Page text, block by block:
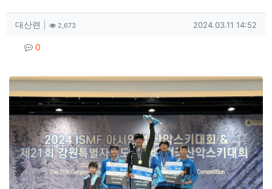
작성자 정보
대산련 작성2,673조회 작성일
2024.03.11 14:52
컨텐츠 정보
0
본문